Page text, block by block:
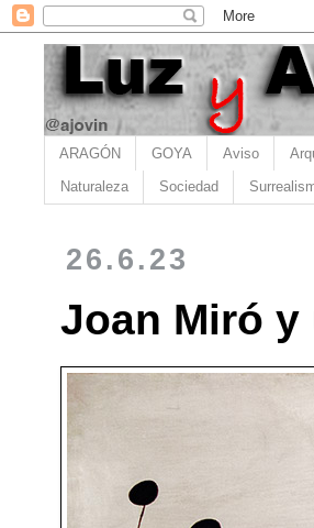
ARAGÓN GOYA Aviso
Naturaleza Sociedad
26.6.23
Joan Miró y